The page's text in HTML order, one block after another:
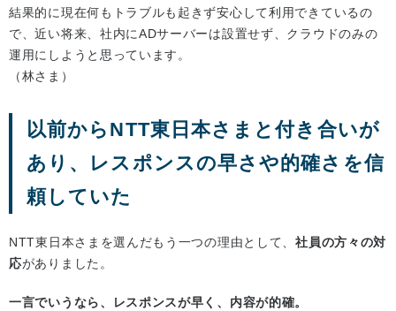
結果的に現在何もトラブルも起きず安心して利用できているの
で、近い将来、社内にADサーバーは設置せず、クラウドのみの
運用にしようと思っています。
（林さま）
以前からNTT東日本さまと付き合いが
あり、レスポンスの早さや的確さを信
頼していた
NTT東日本さまを選んだもう一つの理由として、社員の方々の対
応がありました。
一言でいうなら、レスポンスが早く、内容が的確。